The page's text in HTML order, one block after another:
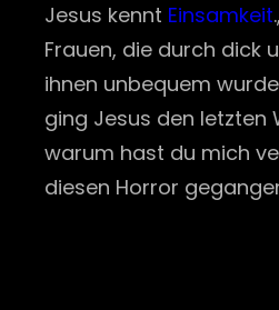
Jesus kennt Einsamkeit
Frauen, die durch dick
ihnen unbequem
ging Jesus den letzten
warum hast du mich
diesen Horror